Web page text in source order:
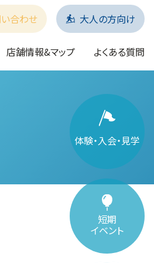
店舗情報&マップ よくある質問
合わせ 大人の方向け
体験・入会・見学
短期
イベント